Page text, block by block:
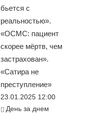
бьется с
реальностью».
«ОСМС: пациент
скорее мёртв, чем
застрахован».
«Сатира не
преступление»
23.01.2025 12:00
День за днем